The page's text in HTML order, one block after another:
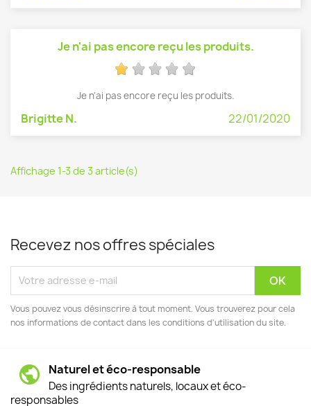
Je n'ai pas encore reçu les produits.
Je n'ai pas encore reçu les produits.
Brigitte N. 22/01/2020
Affichage 1-3 de 3 article(s)
Recevez nos offres spéciales
Vous pouvez vous désinscrire à tout moment. Vous trouverez pour cela
nos informations de contact dans les conditions d'utilisation du site.
Naturel et éco-responsable
Des ingrédients naturels, locaux et éco-
responsables